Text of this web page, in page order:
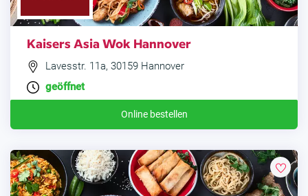
Kaisers Asia Wok Hannover
Lavesstr. 11a, 30159 Hannover
geöffnet
Online bestellen